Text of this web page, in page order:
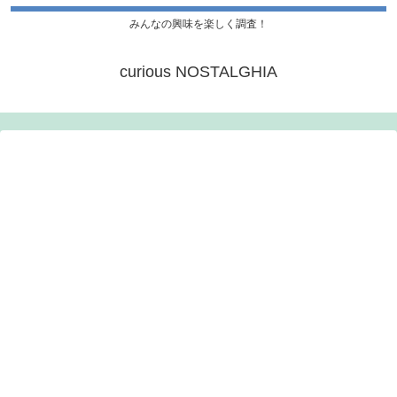
みんなの興味を楽しく調査！
curious NOSTALGHIA